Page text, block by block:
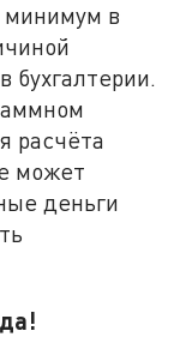
минимум в
бухгалтерии.
расчёта
может
деньги